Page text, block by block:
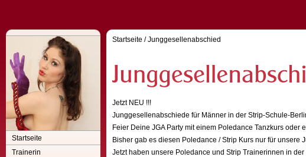
Startseite
Trainerin
Startseite /Junggesellenabschied
Jetzt NEU !!!
Junggesellenabschiede für Männer in der Strip-Schule-
Feier Deine JGA Party mit einem Poledance Tanzkurs oder
Bisher gab es diesen Poledance / Strip Kurs nur für unsere
Jetzt haben unsere Poledance und Strip Trainerinnen in